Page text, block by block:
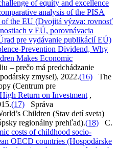
of equity and excellence
analysis of the PISA
of the EU (Dvojitá výzva: rovnosť
v EÚ, porovnávacia
pre vydávanie publikácií EÚ)
Prevention Dividend, Why
Makes Economic
– prečo má predchádzanie
zmysel), 2022.(16)
The
(Centrum pre
High Return on Investment ,
(17)
Správa
Children (Stav detí sveta)
regionálny prehľad).(18)
C.
costs of childhood socio-
OECD countries (Hospodárske